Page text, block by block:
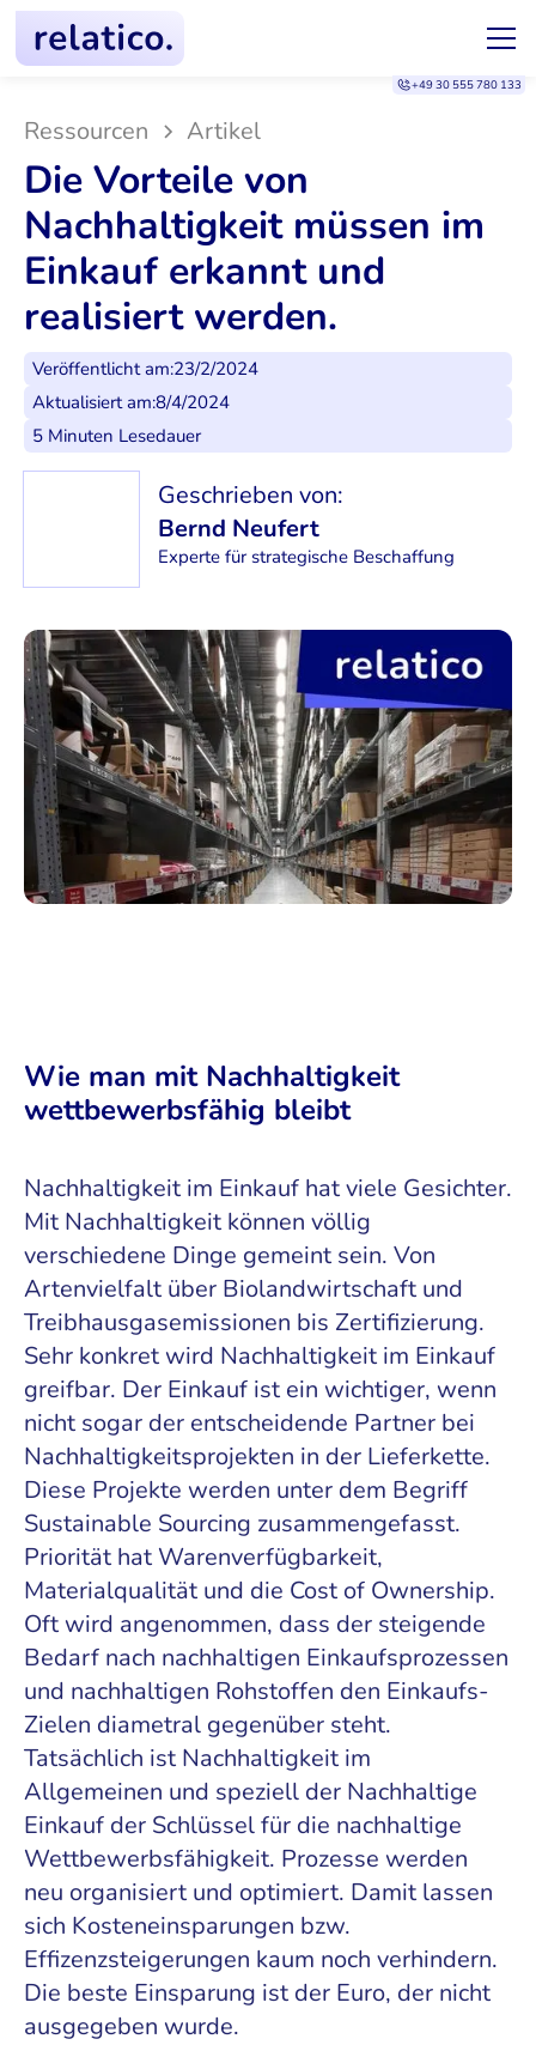
+49 30 555 780 133
Ressourcen Artikel
Die Vorteile von
Nachhaltigkeit müssen im
Einkauf erkannt und
realisiert werden.
Veröffentlicht am:23/2/2024
Aktualisiert am:8/4/2024
5 Minuten Lesedauer
Geschrieben von:
Bernd Neufert
Experte für strategische Beschaffung
Wie man mit Nachhaltigkeit
wettbewerbsfähig bleibt
Nachhaltigkeit im Einkauf hat viele Gesichter.
Mit Nachhaltigkeit können völlig
verschiedene Dinge gemeint sein. Von
Artenvielfalt über Biolandwirtschaft und
Treibhausgasemissionen bis Zertifizierung.
Sehr konkret wird Nachhaltigkeit im Einkauf
greifbar. Der Einkauf ist ein wichtiger, wenn
nicht sogar der entscheidende Partner bei
Nachhaltigkeitsprojekten in der Lieferkette.
Diese Projekte werden unter dem Begriff
Sustainable Sourcing zusammengefasst.
Priorität hat Warenverfügbarkeit,
Materialqualität und die Cost of Ownership.
Oft wird angenommen, dass der steigende
Bedarf nach nachhaltigen Einkaufsprozessen
und nachhaltigen Rohstoffen den Einkaufs-
Zielen diametral gegenüber steht.
Tatsächlich ist Nachhaltigkeit im
Allgemeinen und speziell der Nachhaltige
Einkauf der Schlüssel für die nachhaltige
Wettbewerbsfähigkeit. Prozesse werden
neu organisiert und optimiert. Damit lassen
sich Kosteneinsparungen bzw.
Effizenzsteigerungen kaum noch verhindern.
Die beste Einsparung ist der Euro, der nicht
ausgegeben wurde.